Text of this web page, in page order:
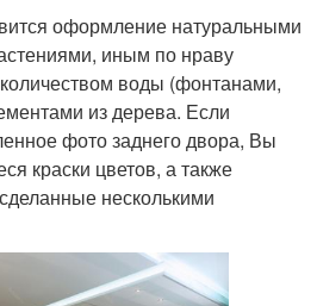
оформление натуральными
иным по нраву
воды (фонтанами,
из дерева. Если
фото заднего двора, Вы
краски цветов, а также
несколькими